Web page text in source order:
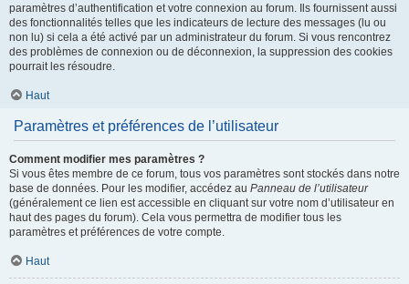
paramètres d’authentification et votre connexion au forum. Ils fournissent aussi
des fonctionnalités telles que les indicateurs de lecture des messages (lu ou
non lu) si cela a été activé par un administrateur du forum. Si vous rencontrez
des problèmes de connexion ou de déconnexion, la suppression des cookies
pourrait les résoudre.
Haut
Paramètres et préférences de l’utilisateur
Comment modifier mes paramètres ?
Si vous êtes membre de ce forum, tous vos paramètres sont stockés dans notre
base de données. Pour les modifier, accédez au Panneau de l’utilisateur
(généralement ce lien est accessible en cliquant sur votre nom d’utilisateur en
haut des pages du forum). Cela vous permettra de modifier tous les
paramètres et préférences de votre compte.
Haut